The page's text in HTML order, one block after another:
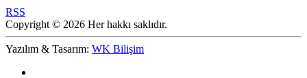
RSS
Copyright © 2026 Her hakkı saklıdır.
Yazılım & Tasarım: WK Bilişim